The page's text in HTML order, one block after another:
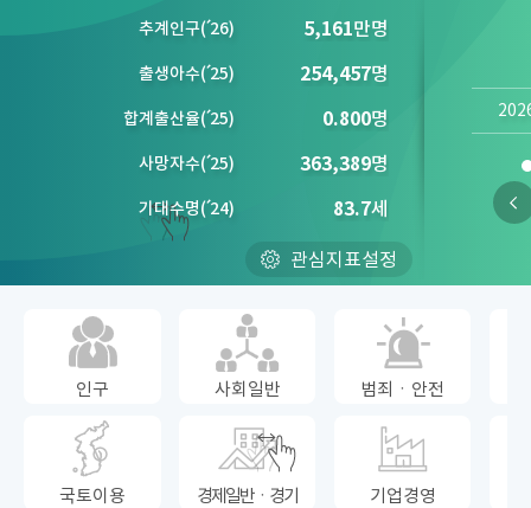
추계인구(´26) 5,161만명
출생아수(´25) 254,457명
합계출산율(´25) 0.800명
사망자수(´25) 363,389명
기대수명(´24) 83.7세
관심지표설정
인구 사회일반 범죄ㆍ안전
국토이용 경제일반ㆍ경기 기업경영